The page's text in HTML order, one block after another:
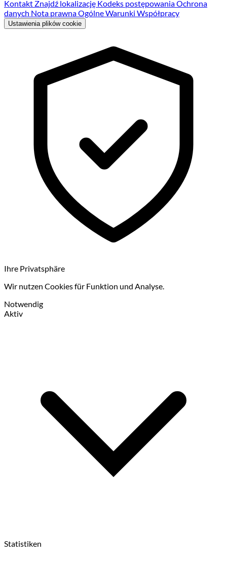
Kontakt Znajdź lokalizację Kodeks postępowaniaOchrona
danych Nota prawnaOgólne Warunki Współpracy
Ustawienia plików cookie
Ihre Privatsphäre
Wir nutzen Cookies für Funktion und Analyse.
Notwendig
Aktiv
Statistiken